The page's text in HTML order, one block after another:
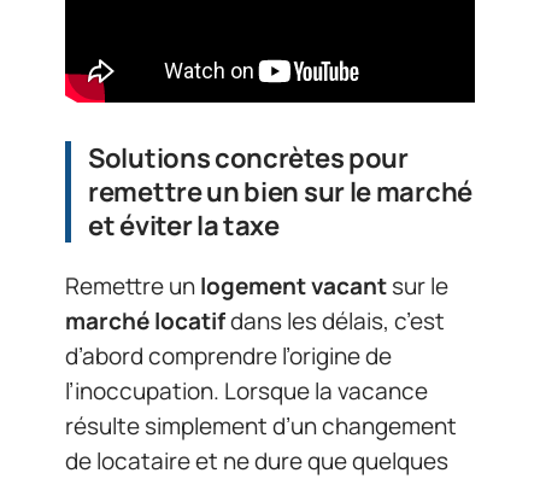
Solutions concrètes pour
remettre un bien sur le marché
et éviter la taxe
Remettre unlogement vacantsur le
marché locatifdans les délais, c’est
d’abord comprendre l’origine de
l’inoccupation. Lorsque la vacance
résulte simplement d’un changement
de locataire et ne dure que quelques